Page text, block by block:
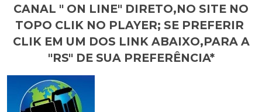
CANAL " ON LINE" DIRETO,NO SITE NO
TOPO CLIK NO PLAYER; SE PREFERIR
CLIK EM UM DOS LINK ABAIXO,PARA A
"RS" DE SUA PREFERÊNCIA*